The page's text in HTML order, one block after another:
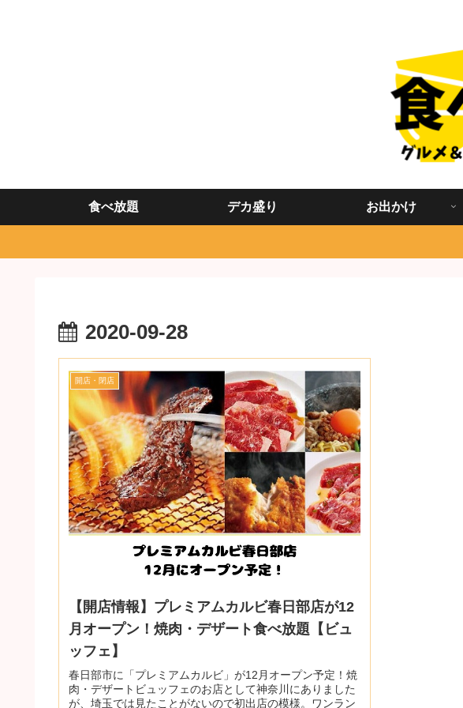
食べ放題 デカ盛り お出かけ
2020-09-28
開店・閉店
【開店情報】プレミアムカルビ春日部店が12
月オープン！焼肉・デザート食べ放題【ビュ
ッフェ】
春日部市に「プレミアムカルビ」が12月オープン予定！焼
肉・デザートビュッフェのお店として神奈川にありました
が、埼玉では見たことがないので初出店の模様。ワンラン